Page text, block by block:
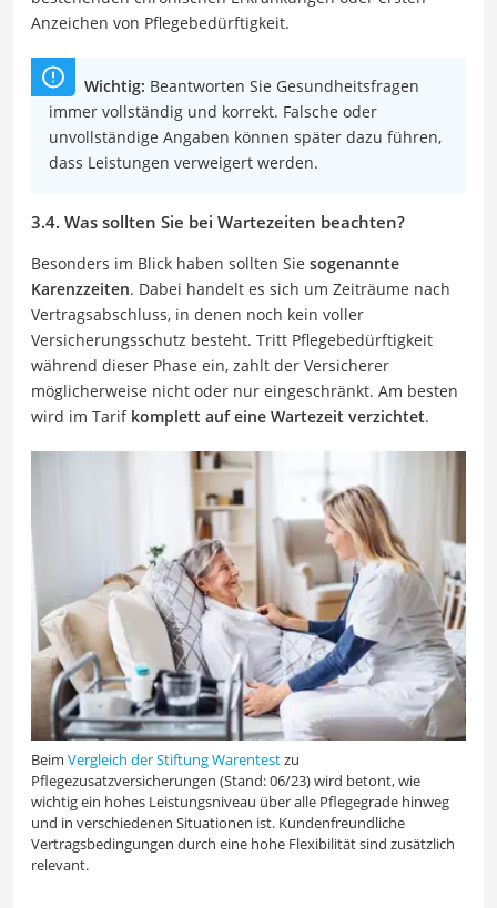
Anzeichen von Pflegebedürftigkeit.
Wichtig: Beantworten Sie Gesundheitsfragen
immer vollständig und korrekt. Falsche oder
unvollständige Angaben können später dazu führen,
dass Leistungen verweigert werden.
3.4. Was sollten Sie bei Wartezeiten beachten?
Besonders im Blick haben sollten Sie sogenannte
Karenzzeiten. Dabei handelt es sich um Zeiträume nach
Vertragsabschluss, in denen noch kein voller
Versicherungsschutz besteht. Tritt Pflegebedürftigkeit
während dieser Phase ein, zahlt der Versicherer
möglicherweise nicht oder nur eingeschränkt. Am besten
wird im Tarif komplett auf eine Wartezeit verzichtet.
Beim Vergleich der Stiftung Warentestzu
Pflegezusatzversicherungen (Stand: 06/23) wird betont, wie
wichtig ein hohes Leistungsniveau über alle Pflegegrade hinweg
und in verschiedenen Situationen ist. Kundenfreundliche
Vertragsbedingungen durch eine hohe Flexibilität sind zusätzlich
relevant.